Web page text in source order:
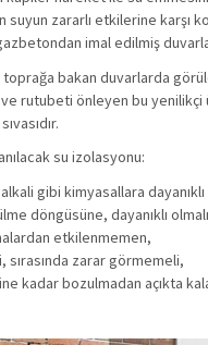
zararlı etkilerine karşı
imal edilmiş
bakan duvarlarda
rutubeti önleyen bu yenilikçi
su izolasyonu:
gibi kimyasallara dayanıklı
döngüsüne, dayanıklı
etkilenmemen,
sırasında zarar görmemeli,
kadar bozulmadan açıkta